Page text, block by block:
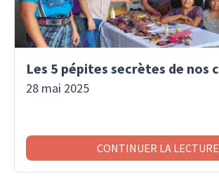
28 mai 2025
CONTINUER LA LECTURE